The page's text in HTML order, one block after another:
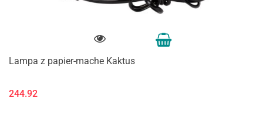
Lampa z papier-mache Kaktus
244.92